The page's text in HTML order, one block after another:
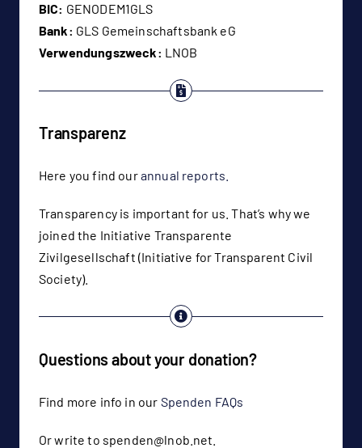
BIC: GENODEM1GLS
Bank: GLS Gemeinschaftsbank eG
Verwendungszweck: LNOB
Transparenz
Here you find ourannual reports.
Transparency is important for us. That’s why we
joined the Initiative Transparente
Zivilgesellschaft (Initiative for Transparent Civil
Society).
Questions about your donation?
Find more info in our Spenden FAQs
Or write to spenden@lnob.net.